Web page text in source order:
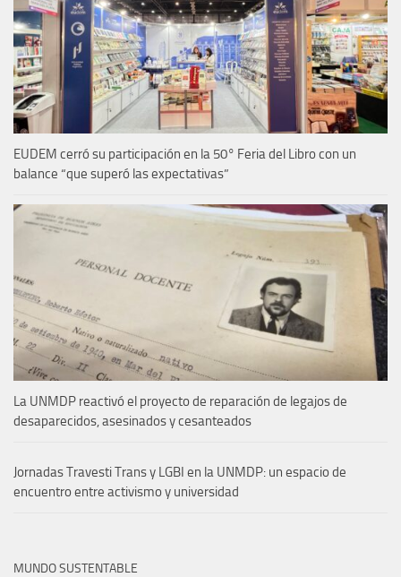
EUDEM cerró su participación en la 50° Feria del Libro con un
balance “que superó las expectativas”
La UNMDP reactivó el proyecto de reparación de legajos de
desaparecidos, asesinados y cesanteados
Jornadas Travesti Trans y LGBI en la UNMDP: un espacio de
encuentro entre activismo y universidad
MUNDO SUSTENTABLE